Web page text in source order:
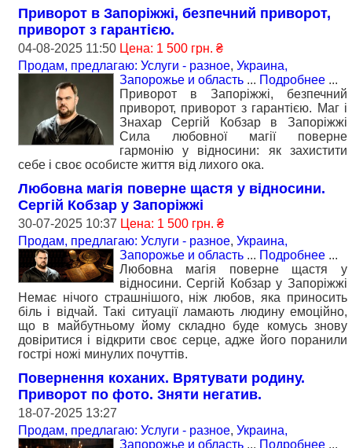
Приворот в Запоріжжі, безпечний приворот,
приворот з гарантією.
04-08-2025 11:50 Цена: 1 500 грн. ₴
Продам, предлагаю: Услуги - разное, Украина,
Запорожье и область ... Подробнее ...
Приворот в Запоріжжі, безпечний
приворот, приворот з гарантією. Маг і
Знахар Сергій Кобзар в Запоріжжі
Сила любовної магії поверне
гармонію у відносини: як захистити
себе і своє особисте життя від лихого ока.
Любовна магія поверне щастя у відносини.
Сергій Кобзар у Запоріжжі
30-07-2025 10:37 Цена: 1 500 грн. ₴
Продам, предлагаю: Услуги - разное, Украина,
Запорожье и область ... Подробнее ...
Любовна магія поверне щастя у
відносини. Сергій Кобзар у Запоріжжі
Немає нічого страшнішого, ніж любов, яка приносить
біль і відчай. Такі ситуації ламають людину емоційно,
що в майбутньому йому складно буде комусь знову
довіритися і відкрити своє серце, адже його поранили
гострі ножі минулих почуттів.
Повернення коханих. Врятувати родину.
Приворот по фото. Зняти негатив.
18-07-2025 13:27
Продам, предлагаю: Услуги - разное, Украина,
Запорожье и область ... Подробнее ...